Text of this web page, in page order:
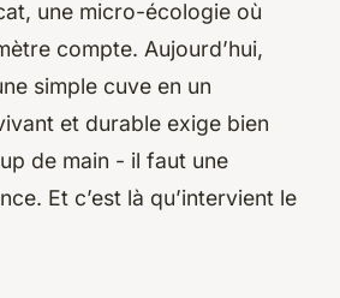
une micro-écologie où
compte. Aujourd’hui,
simple cuve en un
et durable exige bien
de main - il faut une
Et c’est là qu’intervient le